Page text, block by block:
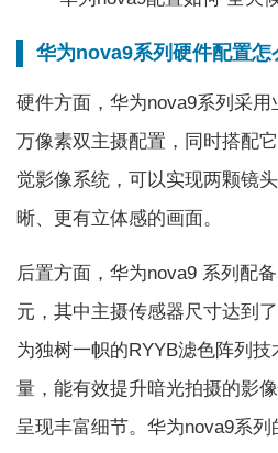
华为nova9系列硬件配置怎
硬件方面，华为nova9系列采
万像素双主摄配置，同时搭配
觉影像系统，可以实现两颗镜
晰、更有立体感的画面。
后置方面，华为nova9 系列配
元，其中主摄传感器尺寸达到
为独树一帜的RYYB滤色阵列
量，能有效提升暗光拍摄的影
呈现丰富细节。华为nova9系